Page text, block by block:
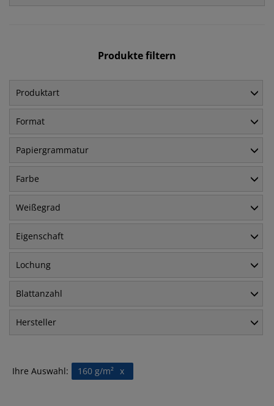
Produkte filtern
Produktart
Format
Papiergrammatur
Farbe
Weißegrad
Eigenschaft
Lochung
Blattanzahl
Hersteller
Ihre Auswahl: x
160 g/m²